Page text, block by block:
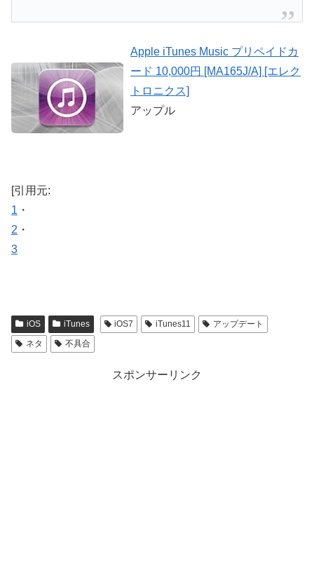
Apple iTunes Music プリペイドカ
ード 10,000円 [MA165J/A] [エレク
トロニクス]
アップル
[引用元:
1 ・
2 ・
3
iOS iTunes iOS7 iTunes11
アップデート
ネタ
不具合
スポンサーリンク